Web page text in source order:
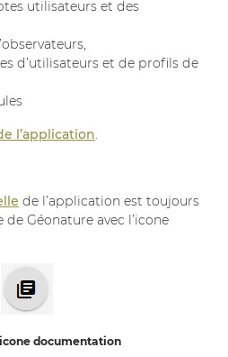
utilisateurs et des
d’utilisateurs et de profils de
l’application.
de l’application est toujours
Géonature avec l’icone
documentation